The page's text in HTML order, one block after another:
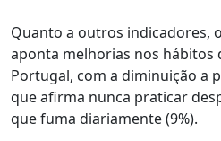
Quanto a outros indicadores,
aponta melhorias nos hábitos
Portugal, com a diminuição a
que afirma nunca praticar
que fuma diariamente (9%).